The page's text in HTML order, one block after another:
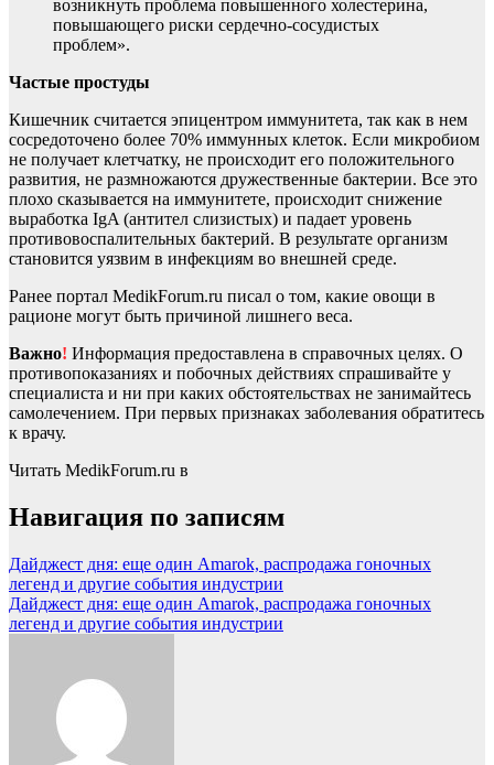
возникнуть проблема повышенного холестерина,
повышающего риски сердечно-сосудистых
проблем».
Частые простуды
Кишечник считается эпицентром иммунитета, так как в нем
сосредоточено более 70% иммунных клеток. Если микробиом
не получает клетчатку, не происходит его положительного
развития, не размножаются дружественные бактерии. Все это
плохо сказывается на иммунитете, происходит снижение
выработка IgA (антител слизистых) и падает уровень
противовоспалительных бактерий. В результате организм
становится уязвим в инфекциям во внешней среде.
Ранее портал MedikForum.ru писал о том, какие овощи в
рационе могут быть причиной лишнего веса.
Важно! Информация предоставлена в справочных целях. О
противопоказаниях и побочных действиях спрашивайте у
специалиста и ни при каких обстоятельствах не занимайтесь
самолечением. При первых признаках заболевания обратитесь
к врачу.
Читать MedikForum.ru в
Навигация по записям
Дайджест дня: еще один Amarok, распродажа гоночных
легенд и другие события индустрии
Дайджест дня: еще один Amarok, распродажа гоночных
легенд и другие события индустрии